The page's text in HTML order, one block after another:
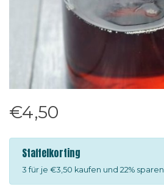
€4,50
Staffelkorting
3 für je €3,50 kaufen und 22% sparen